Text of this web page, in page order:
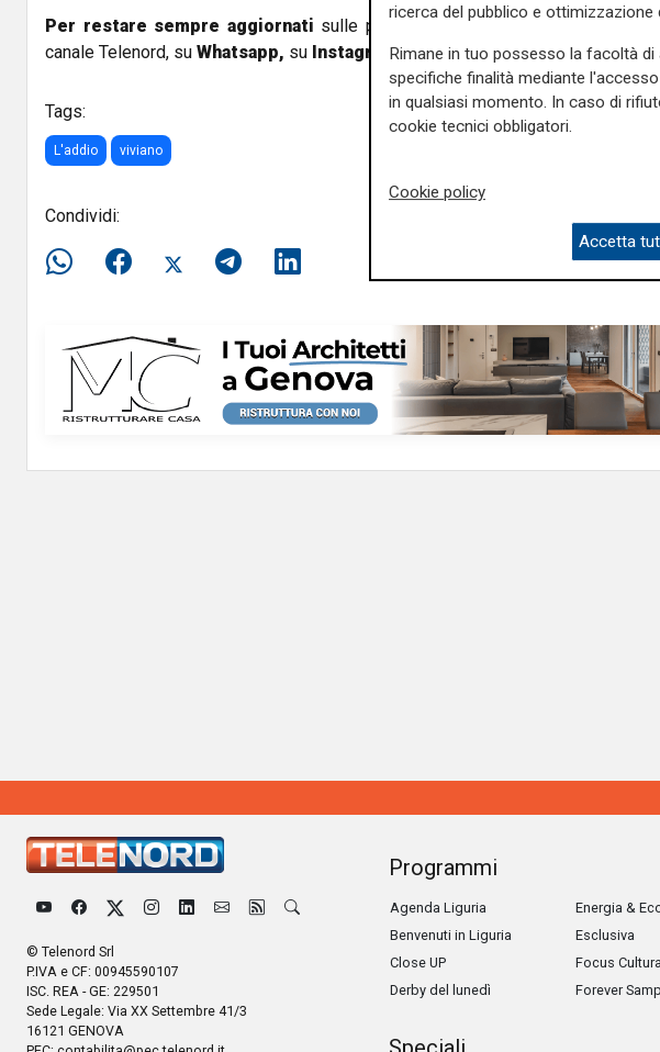
Per restare sempre aggiornati sulle principali notizie sulla Liguria
canale Telenord, su Whatsapp, su Instagram,suYoutubee suFacebook.
Tags:
L'addio viviano
Condividi:
© Telenord Srl
P.IVA e CF: 00945590107
ISC. REA - GE: 229501
Sede Legale: Via XX Settembre 41/3
16121 GENOVA
Programmi
Agenda Liguria
Benvenuti in Liguria
Close UP
Derby del lunedì
Energia &
Esclusiva
Focus Cultura
Forever Samp
ricerca del pubblico e ottimizzazione
Rimane in tuo possesso la facoltà
specifiche finalità mediante
in qualsiasi momento. In caso di
cookie tecnici obbligatori.
Cookie policy
Accetta